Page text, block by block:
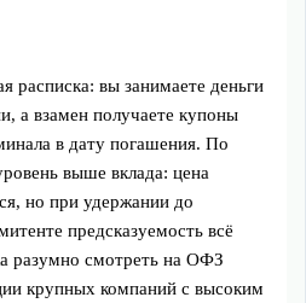
расписка: вы занимаете деньги
а взамен получаете купоны
в дату погашения. По
выше вклада: цена
но при удержании до
предсказуемость всё
разумно смотреть на ОФЗ
крупных компаний с высоким